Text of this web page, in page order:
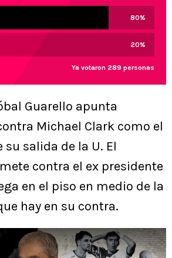
80%
20%
Ya votaron 289 personas
Guarello apunta
Michael Clark como el
su salida de la U. El
contra el ex presidente
en el piso en medio de la
hay en su contra.